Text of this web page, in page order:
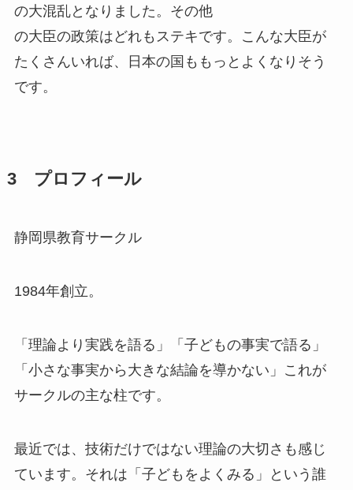
の大混乱となりました。その他
の大臣の政策はどれもステキです。こんな大臣が
たくさんいれば、日本の国ももっとよくなりそう
です。
3 プロフィール
静岡県教育サークル
1984年創立。
「理論より実践を語る」「子どもの事実で語る」
「小さな事実から大きな結論を導かない」これが
サークルの主な柱です。
最近では、技術だけではない理論の大切さも感じ
ています。それは「子どもをよくみる」という誰